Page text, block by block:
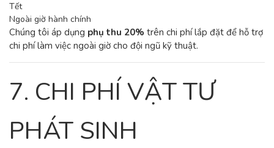
Tết
Ngoài giờ hành chính
Chúng tôi áp dụng phụ thu 20% trên chi phí lắp đặt để hỗ trợ
chi phí làm việc ngoài giờ cho đội ngũ kỹ thuật.
7. CHI PHÍ VẬT TƯ
PHÁT SINH